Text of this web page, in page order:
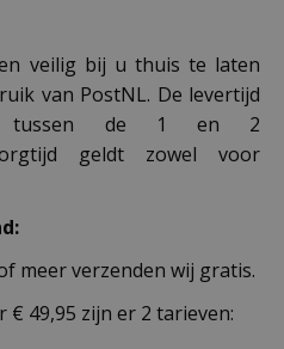
veilig bij u thuis te laten
van PostNL. De levertijd
tussen de 1 en 2
geldt zowel voor
meer verzenden wij gratis.
49,95 zijn er 2 tarieven: